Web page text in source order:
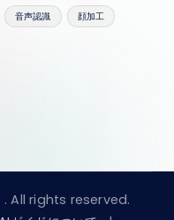
音声認識 顔加工
. All rights reserved.